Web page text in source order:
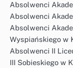
Absolwenci
Absolwenci
Absolwenci
Wyspiańskiego w
Absolwenci II
III Sobieskiego w